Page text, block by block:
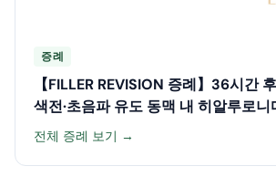
증례
【FILLER REVISION 증례】36시간
색전·초음파 유도 동맥 내 히알루로
전체 증례 보기 →